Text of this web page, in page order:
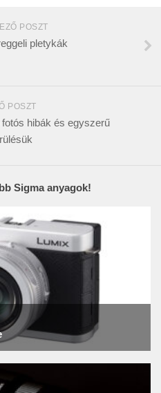
POSZT
pletykák
POSZT
hibák és egyszerű
Sigma anyagok!